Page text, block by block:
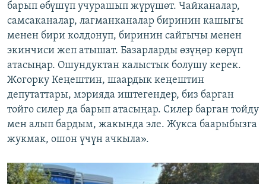
барып өбүшүп учурашып жүрүшөт. Чайканалар,
самсаканалар, лагманканалар биринин кашыгы
менен бири колдонуп, биринин сайгычы менен
экинчиси жеп атышат. Базарларды өзүңөр көрүп
атасыңар. Ошундуктан калыстык болушу керек.
Жогорку Кеңештин, шаардык кеңештин
депутаттары, мэрияда иштегендер, биз барган
тойго силер да барып атасыңар. Силер барган тойду
мен алып бардым, жакында эле. Жукса баарыбызга
жукмак, ошон үчүн ачкыла».